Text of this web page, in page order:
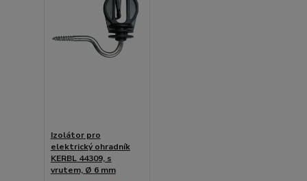
Izolátor pro
elektrický ohradník
KERBL 44309, s
vrutem, Ø 6 mm